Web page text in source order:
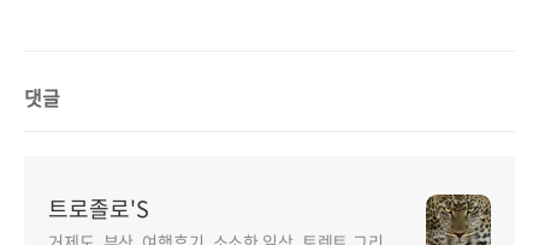
댓글
트로졸로'S